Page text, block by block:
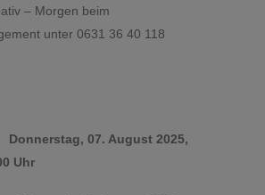
– Morgen beim
unter 0631 36 40 118
07. August 2025,
Uhr